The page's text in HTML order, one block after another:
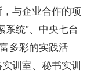
与企业合作的项
系统”、中央七台
多彩的实践活
训室、秘书实训